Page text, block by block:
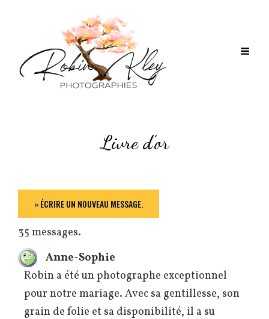
Livre d’or
35 messages.
Anne-Sophie
Robin a été un photographe exceptionnel
pour notre mariage. Avec sa gentillesse, son
grain de folie et sa disponibilité, il a su